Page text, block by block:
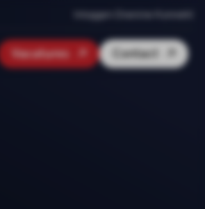
Inloggen Onenine Konnekt
Vacatures Contact